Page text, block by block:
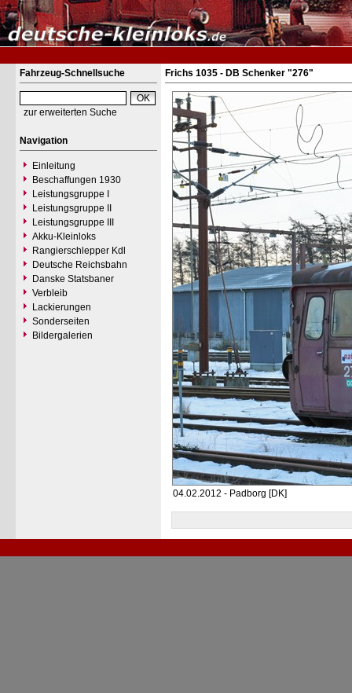
Fahrzeug-Schnellsuche
zur erweiterten Suche
Navigation
Einleitung
Beschaffungen 1930
Leistungsgruppe I
Leistungsgruppe II
Leistungsgruppe III
Akku-Kleinloks
Rangierschlepper Kdl
Deutsche Reichsbahn
Danske Statsbaner
Verbleib
Lackierungen
Sonderseiten
Bildergalerien
Frichs 1035 - DB Schenker "276"
04.02.2012 - Padborg [DK]